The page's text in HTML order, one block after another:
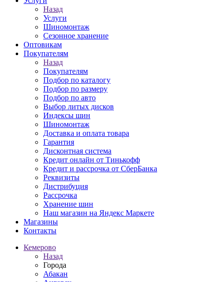
Назад
Услуги
Шиномонтаж
Сезонное хранение
Оптовикам
Покупателям
Назад
Покупателям
Подбор по каталогу
Подбор по размеру
Подбор по авто
Выбор литых дисков
Индексы шин
Шиномонтаж
Доставка и оплата товара
Гарантия
Дисконтная система
Кредит онлайн от Тинькофф
Кредит и рассрочка от СберБанка
Реквизиты
Дистрибуция
Рассрочка
Хранение шин
Наш магазин на Яндекс Маркете
Магазины
Контакты
Кемерово
Назад
Города
Абакан